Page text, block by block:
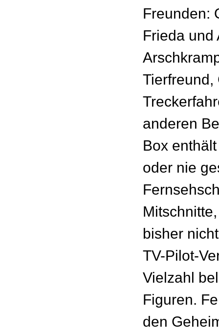
Freunden:
Frieda und
Tierfreund,
anderen
Box
oder nie
bisher
TV-Pilot-
Vielzahl
Figuren.
den